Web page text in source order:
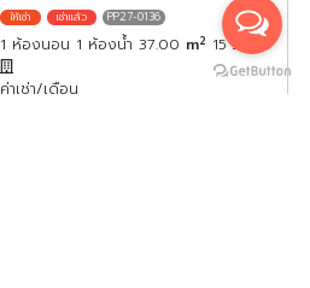
PP27-0136
1 ห้องนอน 1 ห้องน้ำ 37.00 m2 15
ค่าเช่า/เดือน